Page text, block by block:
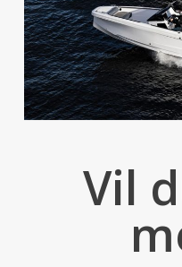
Vil